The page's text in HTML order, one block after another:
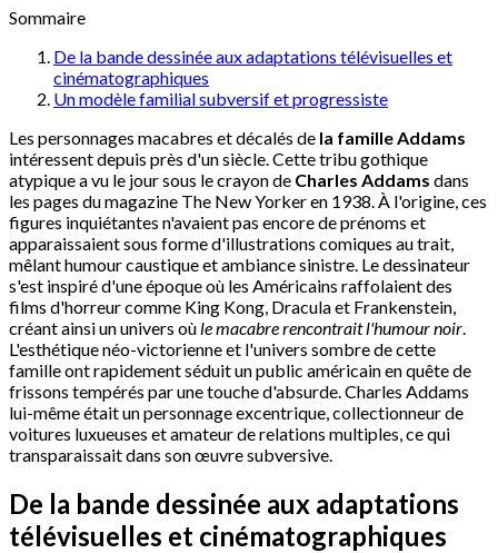
Sommaire
De la bande dessinée aux adaptations télévisuelles et
cinématographiques
Un modèle familial subversif et progressiste
Les personnages macabres et décalés de la famille Addams
intéressent depuis près d'un siècle. Cette tribu gothique
atypique a vu le jour sous le crayon de Charles Addams dans
les pages du magazine The New Yorker en 1938. À l'origine, ces
figures inquiétantes n'avaient pas encore de prénoms et
apparaissaient sous forme d'illustrations comiques au trait,
mêlant humour caustique et ambiance sinistre. Le dessinateur
s'est inspiré d'une époque où les Américains raffolaient des
films d'horreur comme King Kong, Dracula et Frankenstein,
créant ainsi un univers oùle macabre rencontrait l'humour noir.
L'esthétique néo-victorienne et l'univers sombre de cette
famille ont rapidement séduit un public américain en quête de
frissons tempérés par une touche d'absurde. Charles Addams
lui-même était un personnage excentrique, collectionneur de
voitures luxueuses et amateur de relations multiples, ce qui
transparaissait dans son œuvre subversive.
De la bande dessinée aux adaptations
télévisuelles et cinématographiques